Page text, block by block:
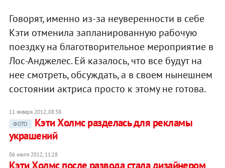
Говорят, именно из-за неуверенности в себе
Кэти отменила запланированную рабочую
поездку на благотворительное мероприятие в
Лос-Анджелес. Ей казалось, что все будут на
нее смотреть, обсуждать, а в своем нынешнем
состоянии актриса просто к этому не готова.
11 января 2012, 08:38
ФОТО
Кэти Холмс разделась для рекламы
украшений
06 июля 2012, 11:28